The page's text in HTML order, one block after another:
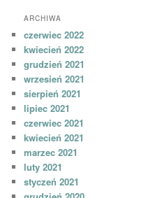
ARCHIWA
czerwiec 2022
kwiecień 2022
grudzień 2021
wrzesień 2021
sierpień 2021
lipiec 2021
czerwiec 2021
kwiecień 2021
marzec 2021
luty 2021
styczeń 2021